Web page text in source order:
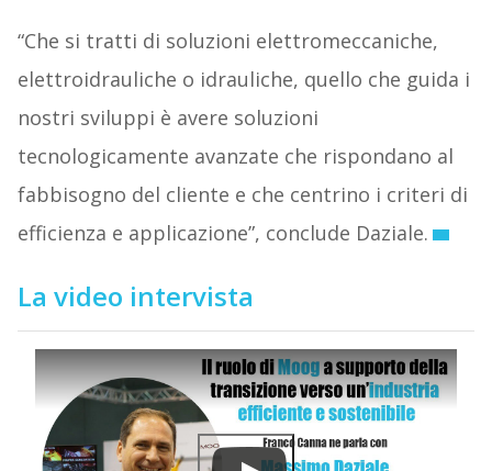
“Che si tratti di soluzioni elettromeccaniche,
elettroidrauliche o idrauliche, quello che guida i
nostri sviluppi è avere soluzioni
tecnologicamente avanzate che rispondano al
fabbisogno del cliente e che centrino i criteri di
efficienza e applicazione”, conclude Daziale.
La video intervista